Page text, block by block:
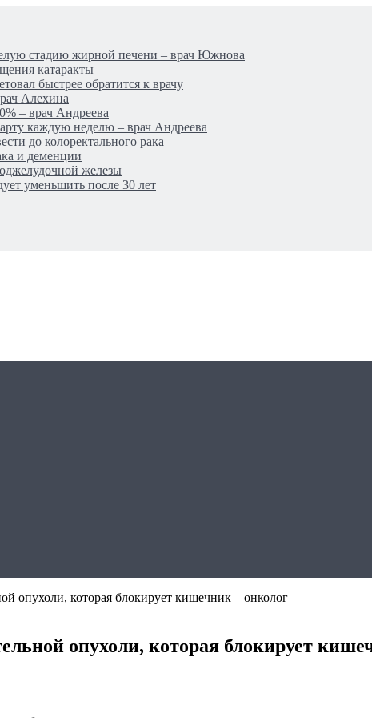
стадию жирной печени – врач Южнова
катаракты
быстрее обратится к врачу
Алехина
– врач Андреева
каждую неделю – врач Андреева
до колоректального рака
и деменции
железы
уменьшить после 30 лет
опухоли, которая блокирует кишечник – онколог
опухоли, которая блокирует